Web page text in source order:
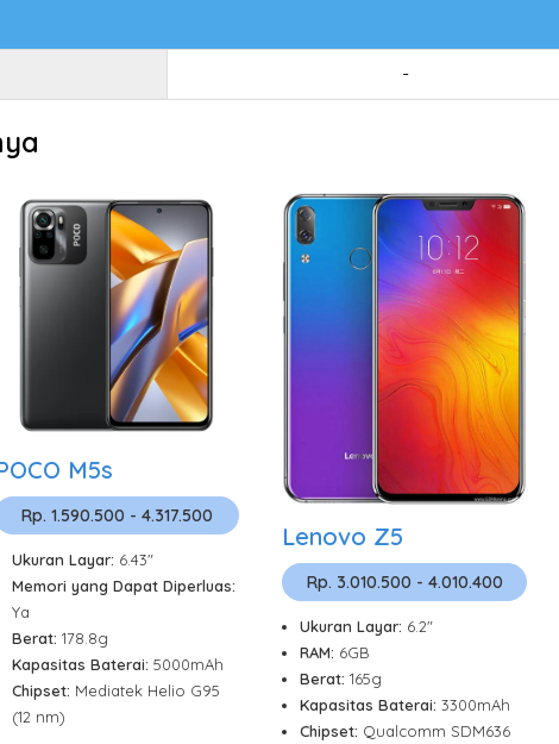
-
M5s
Rp. 1.590.500 - 4.317.500
Ukuran Layar: 6.43"
Memori yang Dapat Diperluas:
Ya
Berat: 178.8g
Kapasitas Baterai: 5000mAh
Chipset: Mediatek Helio G95
(12 nm)
Lenovo Z5
Rp. 3.010.500 - 4.010.400
Ukuran Layar: 6.2"
RAM: 6GB
Berat: 165g
Kapasitas Baterai: 3300mAh
Chipset: Qualcomm SDM636